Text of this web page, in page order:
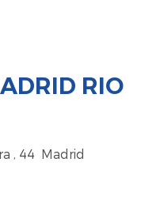
RIO
, 44 Madrid